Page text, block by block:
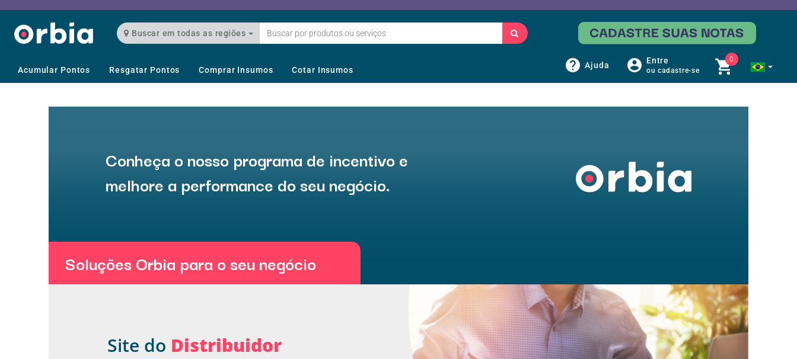
Buscar em todas as regiões
Acumular Pontos Resgatar Pontos Comprar Insumos Cotar Insumos Ajuda Entre
ou cadastre-se
0
Conheça o nosso programa de incentivo e
melhore a performance do seu negócio.
Soluções Orbia para o seunegócio
Site do Distribuidor